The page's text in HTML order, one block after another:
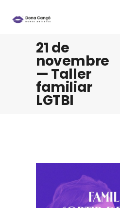
21 de
novembre
— Taller
familiar
LGTBI